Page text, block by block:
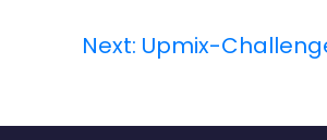
Next: Upmix-